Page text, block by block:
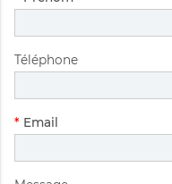
obligatoire
Téléphone
Champ
obligatoire
Email
*